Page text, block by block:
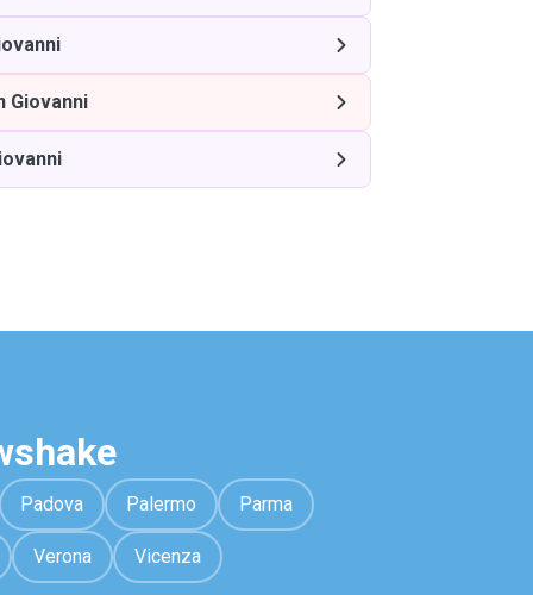
Giovanni
Padova Palermo Parma
Verona Vicenza